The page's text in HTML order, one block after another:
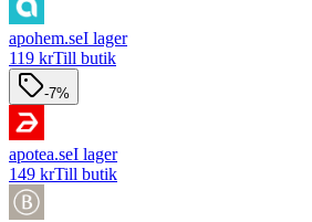
apohem.seI lager
119 krTill butik
-7%
apotea.seI lager
149 krTill butik